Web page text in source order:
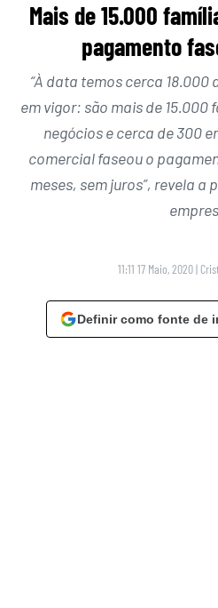
Mais de 15.000
pagamento
“À data temos cerca
em vigor: são mais de
negócios e cerca de 300
comercial faseou o
meses, sem juros”, revela a
11:11 17 Maio, 2020|
Definir como fonte de